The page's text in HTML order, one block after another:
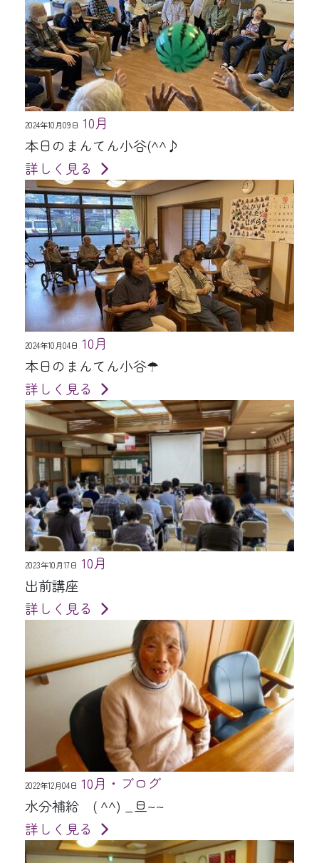
2024年10月09日 10月
本日のまんてん小谷(^^♪
詳しく見る
2024年10月04日 10月
本日のまんてん小谷☂
詳しく見る
2023年10月17日 10月
出前講座
詳しく見る
2022年12月04日 10月・ブログ
水分補給 ( ^^) _旦~~
詳しく見る